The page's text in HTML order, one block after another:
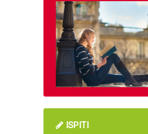
ISPITI